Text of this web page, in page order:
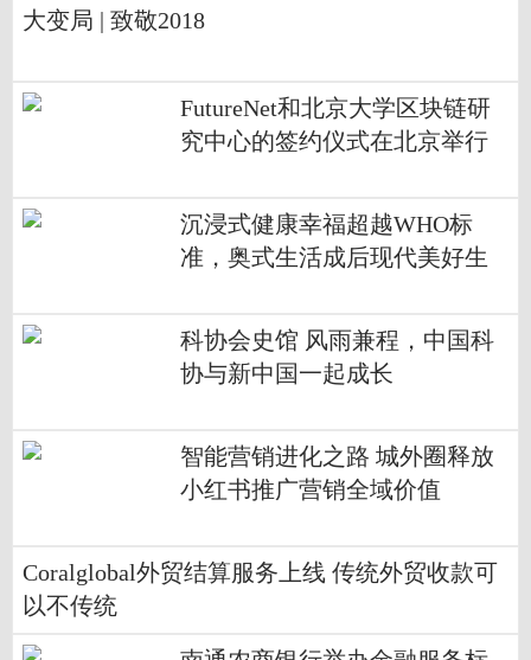
大变局 | 致敬2018
FutureNet和北京大学区块链研
究中心的签约仪式在北京举行
沉浸式健康幸福超越WHO标
准，奥式生活成后现代美好生
科协会史馆 风雨兼程，中国科
协与新中国一起成长
智能营销进化之路 城外圈释放
小红书推广营销全域价值
Coralglobal外贸结算服务上线 传统外贸收款可
以不传统